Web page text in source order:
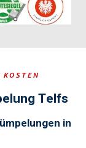
Telfs
in